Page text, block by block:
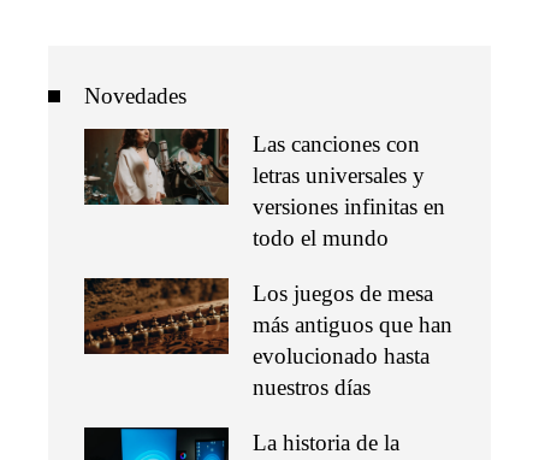
Novedades
Las canciones con
letras universales y
versiones infinitas en
todo el mundo
Los juegos de mesa
más antiguos que han
evolucionado hasta
nuestros días
La historia de la